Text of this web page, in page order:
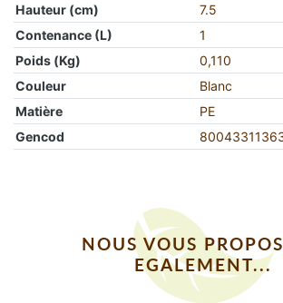
Hauteur (cm)
7.5
Contenance (L)
1
Poids (Kg)
0,110
Couleur
Blanc
Matière
PE
Gencod
NOUS VOUS
EGALEMENT...